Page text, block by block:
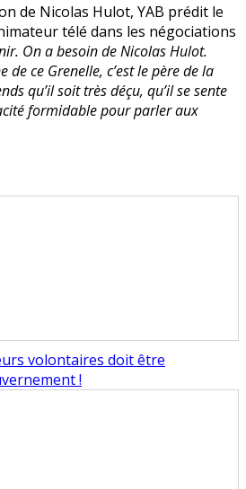
de Nicolas Hulot, YAB prédit le
télé dans les négociations
On a besoin de Nicolas Hulot.
de ce Grenelle, c’est le père de la
qu’il soit très déçu, qu’il se sente
formidable pour parler aux
volontaires doit être
!